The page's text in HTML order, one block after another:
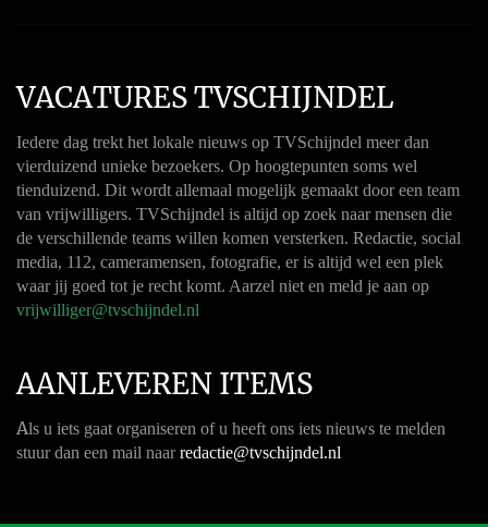
VACATURES TVSCHIJNDEL
Iedere dag trekt het lokale nieuws op TVSchijndel meer dan
vierduizend unieke bezoekers. Op hoogtepunten soms wel
tienduizend. Dit wordt allemaal mogelijk gemaakt door een team
van vrijwilligers. TVSchijndel is altijd op zoek naar mensen die
de verschillende teams willen komen versterken. Redactie, social
media, 112, cameramensen, fotografie, er is altijd wel een plek
waar jij goed tot je recht komt. Aarzel niet en meld je aan op
vrijwilliger@tvschijndel.nl
AANLEVEREN ITEMS
Als u iets gaat organiseren of u heeft ons iets nieuws te melden
stuur dan een mail naar redactie@tvschijndel.nl